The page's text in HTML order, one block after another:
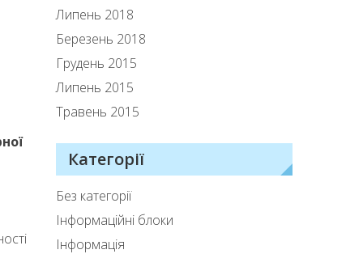
Липень 2018
Березень 2018
Грудень 2015
Липень 2015
Травень 2015
Категорії
Без категорії
Інформаційні блоки
Інформація